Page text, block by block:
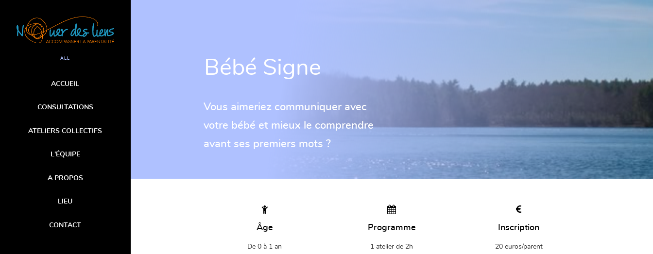
ALL
ACCUEIL
CONSULTATIONS
ATELIERS COLLECTIFS
L'ÉQUIPE
A PROPOS
LIEU
CONTACT
Bébé Signe
Vous aimeriez communiquer avec
votre bébé et mieux le comprendre
avant ses premiers mots ?
Âge
De 0 à 1 an
Programme
1 atelier de 2h
Inscription
20 euros/parent